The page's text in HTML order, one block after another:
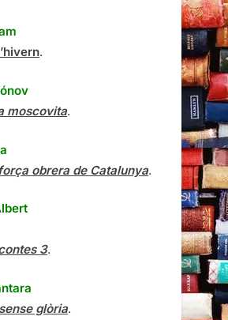
.
moscovita.
obrera de Catalunya.
3.
glòria.